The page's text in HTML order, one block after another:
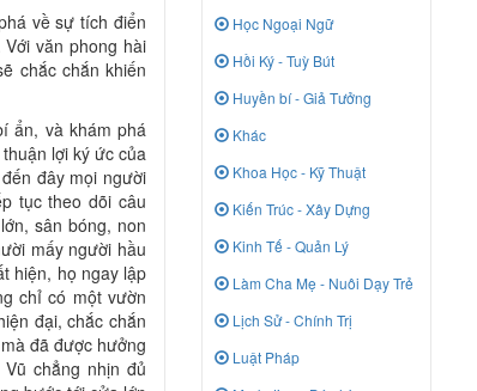
về sự tích điển
văn phong hài
chắc chắn khiến
ẩn, và khám phá
lợi ký ức của
đây mọi người
tục theo dõi câu
sân bóng, non
mấy người hầu
hiện, họ ngay lập
chỉ có một vườn
đại, chắc chắn
đã được hưởng
chẳng nhịn đủ
Học Ngoại Ngữ
Hồi Ký - Tuỳ Bút
Huyền bí - Giả Tưởng
Khác
Khoa Học - Kỹ Thuật
Kiến Trúc - Xây Dựng
Kinh Tế - Quản Lý
Làm Cha Mẹ - Nuôi Dạy Trẻ
Lịch Sử - Chính Trị
Luật Pháp